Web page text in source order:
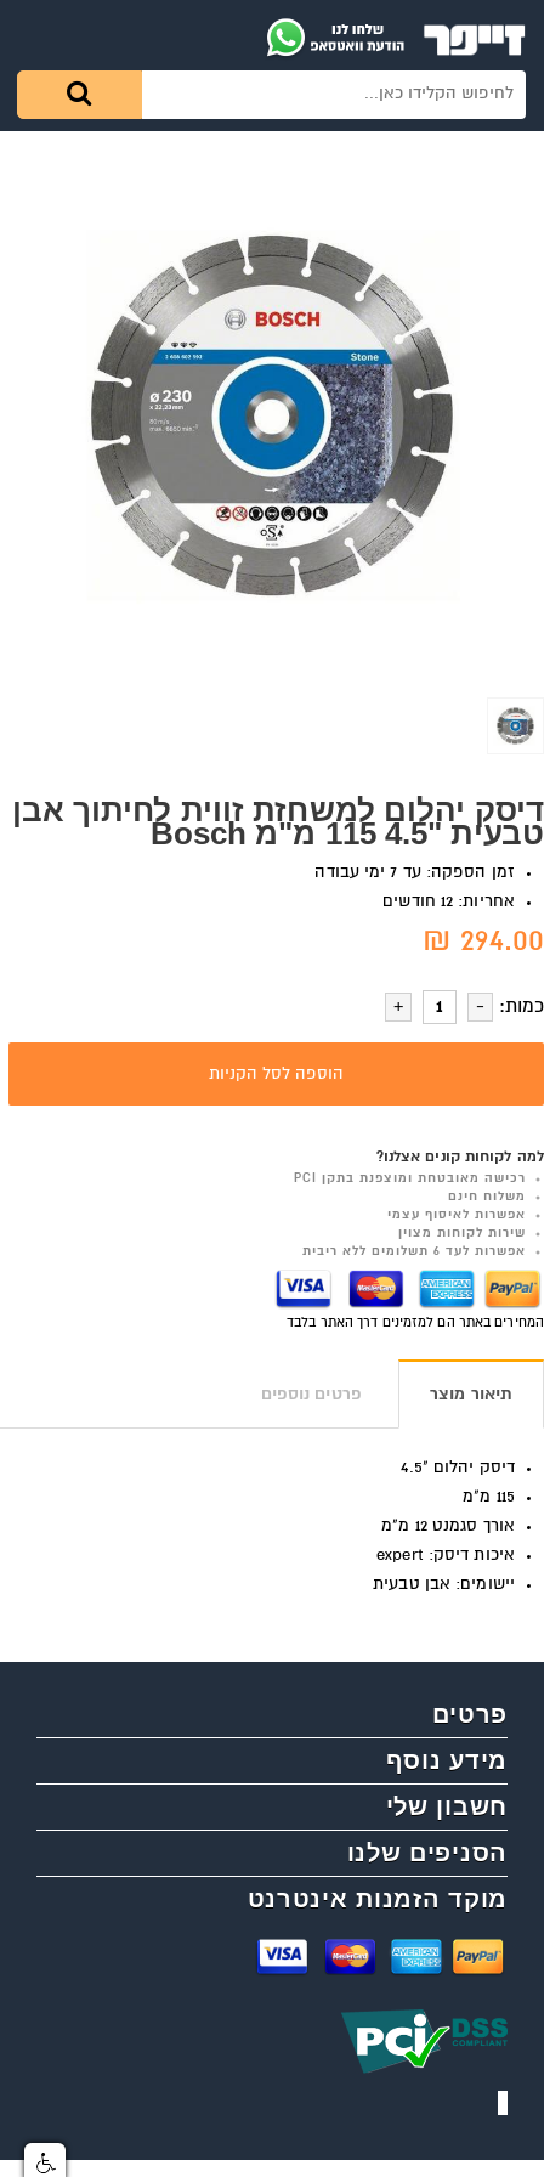
דיסק יהלום למשחזת זווית לחיתוך אבן
טבעית "4.5 115 מ"מ Bosch
זמן הספקה: עד 7 ימי עבודה
אחריות: 12 חודשים
294.00 ₪
כמות:
הוספה לסל הקניות
למה לקוחות קונים אצלנו?
רכישה מאובטחת ומוצפנת בתקן PCI
משלוח חינם
אפשרות לאיסוף עצמי
שירות לקוחות מצוין
אפשרות לעד 6 תשלומים ללא ריבית
המחירים באתר הם למזמינים דרך האתר בלבד
תיאור מוצר פרטים נוספים
דיסק יהלום "4.5
115 מ"מ
אורך סגמנט 12 מ"מ
איכות דיסק: expert
יישומים: אבן טבעית
פרטים
מידע נוסף
חשבון שלי
הסניפים שלנו
מוקד הזמנות אינטרנט